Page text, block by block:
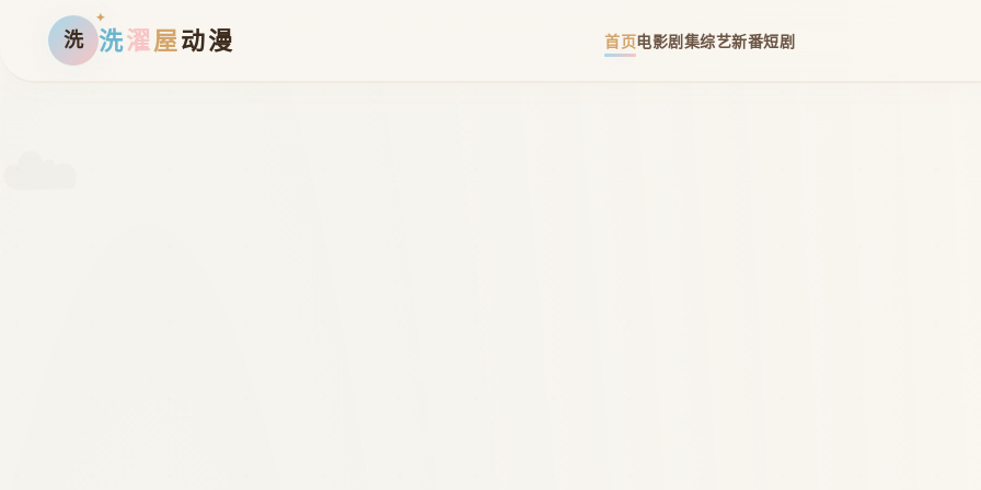
洗 洗濯 屋 动漫 首页电影剧集综艺新番短剧